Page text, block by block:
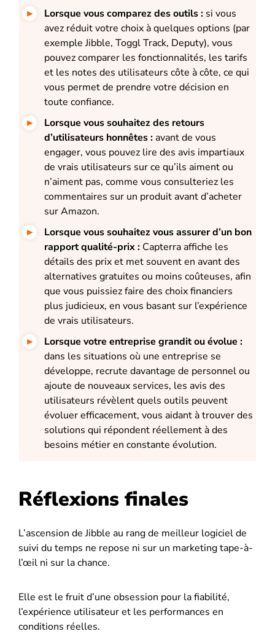
Lorsque vous comparez des outils : si vous
avez réduit votre choix à quelques options (par
exemple Jibble, Toggl Track, Deputy), vous
pouvez comparer les fonctionnalités, les tarifs
et les notes des utilisateurs côte à côte, ce qui
vous permet de prendre votre décision en
toute confiance.
Lorsque vous souhaitez des retours
d’utilisateurs honnêtes :avant de vous
engager, vous pouvez lire des avis impartiaux
de vrais utilisateurs sur ce qu’ils aiment ou
n’aiment pas, comme vous consulteriez les
commentaires sur un produit avant d’acheter
sur Amazon.
Lorsque vous souhaitez vous assurer d’un bon
rapport qualité-prix : Capterra affiche les
détails des prix et met souvent en avant des
alternatives gratuites ou moins coûteuses, afin
que vous puissiez faire des choix financiers
plus judicieux, en vous basant sur l’expérience
de vrais utilisateurs.
Lorsque votre entreprise grandit ou évolue :
dans les situations où une entreprise se
développe, recrute davantage de personnel ou
ajoute de nouveaux services, les avis des
utilisateurs révèlent quels outils peuvent
évoluer efficacement, vous aidant à trouver des
solutions qui répondent réellement à des
besoins métier en constante évolution.
Réflexions finales
L’ascension de Jibble au rang de meilleur logiciel de
suivi du temps ne repose ni sur un marketing tape-à-
l’œil ni sur la chance.
Elle est le fruit d’une obsession pour la fiabilité,
l’expérience utilisateur et les performances en
conditions réelles.